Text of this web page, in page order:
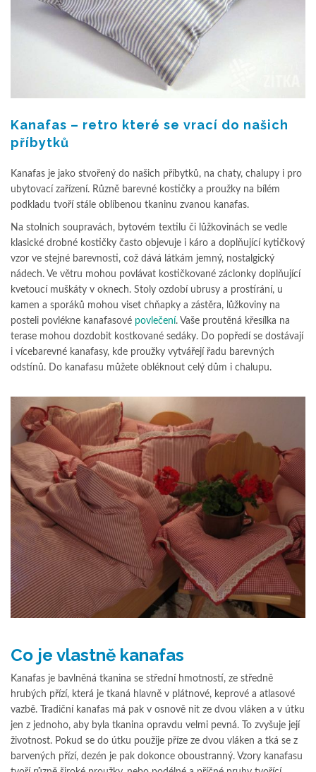
Kanafas – retro které se vrací do našich
příbytků
Kanafas je jako stvořený do našich příbytků, na chaty, chalupy i pro
ubytovací zařízení. Různě barevné kostičky a proužky na bílém
podkladu tvoří stále oblíbenou tkaninu zvanou kanafas.
Na stolních soupravách, bytovém textilu či lůžkovinách se vedle
klasické drobné kostičky často objevuje i káro a doplňující kytičkový
vzor ve stejné barevnosti, což dává látkám jemný, nostalgický
nádech. Ve větru mohou povlávat kostičkované záclonky doplňující
kvetoucí muškáty v oknech. Stoly ozdobí ubrusy a prostírání, u
kamen a sporáků mohou viset chňapky a zástěra, lůžkoviny na
posteli povlékne kanafasové povlečení. Vaše proutěná křesílka na
terase mohou dozdobit kostkované sedáky. Do popředí se dostávají
i vícebarevné kanafasy, kde proužky vytvářejí řadu barevných
odstínů. Do kanafasu můžete obléknout celý dům i chalupu.
Co je vlastně kanafas
Kanafas je bavlněná tkanina se střední hmotností, ze středně
hrubých přízí, která je tkaná hlavně v plátnové, keprové a atlasové
vazbě. Tradiční kanafas má pak v osnově nit ze dvou vláken a v útku
jen z jednoho, aby byla tkanina opravdu velmi pevná. To zvyšuje její
životnost. Pokud se do útku použije příze ze dvou vláken a tká se z
barvených přízí, dezén je pak dokonce oboustranný. Vzory kanafasu